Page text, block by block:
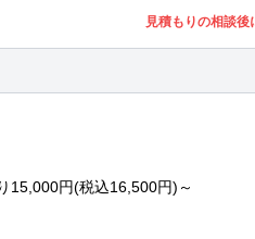
見積もりの相談後
15,000円(税込16,500円)～